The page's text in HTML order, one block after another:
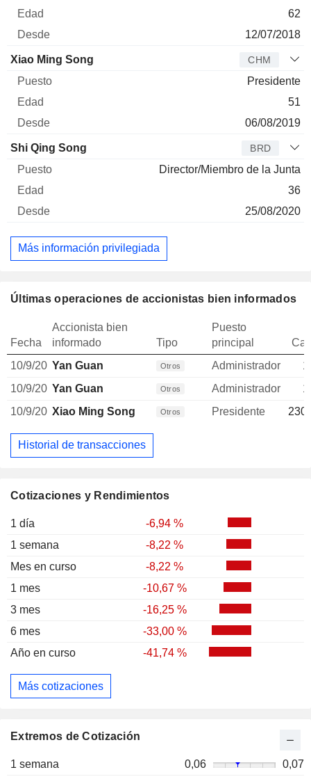
Cotizaciones y Rendimientos
1 día
-6,94 %
1 semana
-8,22 %
Mes en curso
-8,22 %
1 mes
-10,67 %
3 mes
-16,25 %
6 mes
-33,00 %
Año en curso
-41,74 %
Más cotizaciones
Extremos de Cotización
1 semana 0,06
0,07
62
12/07/2018
Xiao Ming Song CHM
Presidente
51
06/08/2019
Shi Qing Song BRD
Director/Miembro de la Junta
36
25/08/2020
Más información privilegiada
Últimas operaciones de accionistas bien informados
Fecha
Accionista bien
informado
Tipo
Puesto
principal
10/9/20 Yan Guan Otros Administrador
10/9/20 Yan Guan Otros Administrador
10/9/20 Xiao Ming Song Otros Presidente
Historial de transacciones